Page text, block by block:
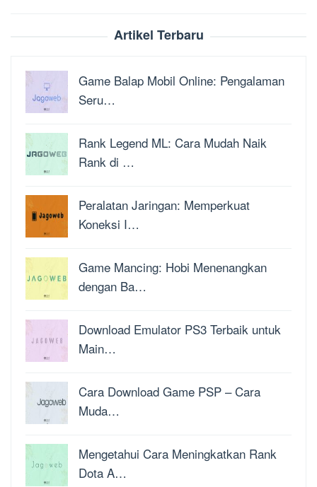
Artikel Terbaru
Game Balap Mobil Online: Pengalaman
Seru…
Rank Legend ML: Cara Mudah Naik
Rank di …
Peralatan Jaringan: Memperkuat
Koneksi I…
Game Mancing: Hobi Menenangkan
dengan Ba…
Download Emulator PS3 Terbaik untuk
Main…
Cara Download Game PSP – Cara
Muda…
Mengetahui Cara Meningkatkan Rank
Dota A…